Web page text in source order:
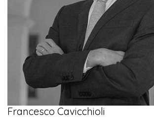
Francesco Cavicchioli